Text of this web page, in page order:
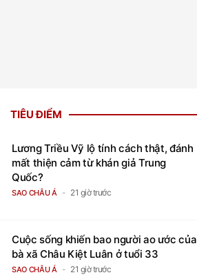
TIÊU ĐIỂM
Lương Triều Vỹ lộ tính cách thật, đánh
mất thiện cảm từ khán giả Trung
Quốc?
SAO CHÂU Á 21 giờ trước
Cuộc sống khiến bao người ao ước của
bà xã Châu Kiệt Luân ở tuổi 33
SAO CHÂU Á 21 giờ trước